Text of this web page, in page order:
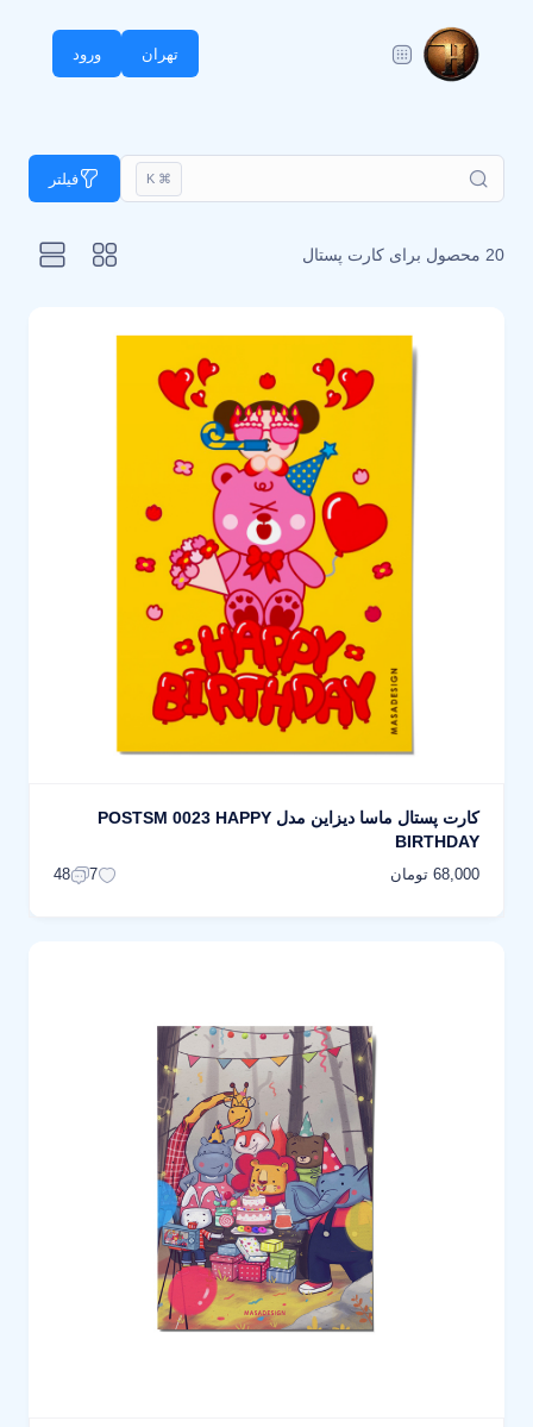
تهران ورود
⌘ K فیلتر
20 محصول برای کارت پستال
کارت پستال ماسا دیزاین مدل POSTSM 0023 HAPPY
BIRTHDAY
68,000 تومان 7
48